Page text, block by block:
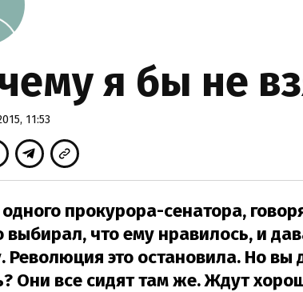
я бы не
11:53
прокурора-сенатора,
выбирал, что ему нравилось, и
Революция это остановила. Но вы
Они все сидят там же. Ждут